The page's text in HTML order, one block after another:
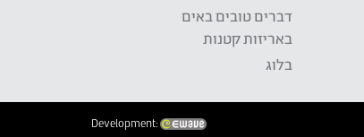
דברים טובים באים
באריזות קטנות
בלוג
Development: